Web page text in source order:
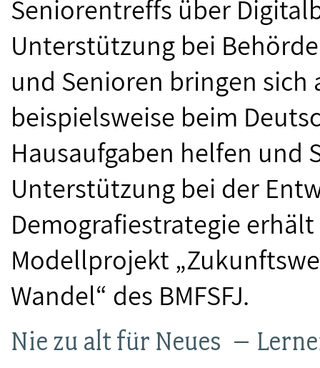
Seniorentreffs über
Unterstützung bei
und Senioren bringen sich
beispielsweise beim
Hausaufgaben helfen und
Unterstützung bei der
Demografiestrategie
Modellprojekt
Wandel“ des BMFSFJ.
Nie zu alt für Neues –